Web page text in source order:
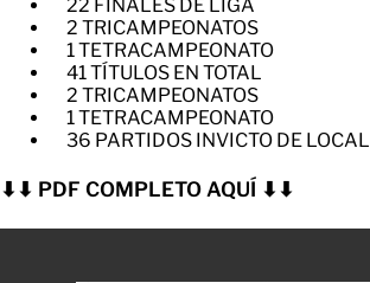
22 FINALES DE LIGA
2 TRICAMPEONATOS
1 TETRACAMPEONATO
41 TÍTULOS EN TOTAL
2 TRICAMPEONATOS
1 TETRACAMPEONATO
36 PARTIDOS INVICTO DE LOCAL
⬇⬇ PDF COMPLETO AQUÍ ⬇⬇